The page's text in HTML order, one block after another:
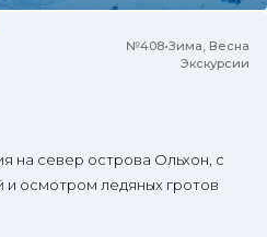
№408•Зима, Весна
Экскурсии
на север острова Ольхон, с
осмотром ледяных гротов